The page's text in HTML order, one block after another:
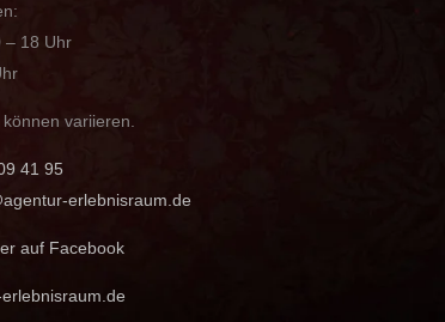
– 18 Uhr
variieren.
41 95
erlebnisraum.de
auf Facebook